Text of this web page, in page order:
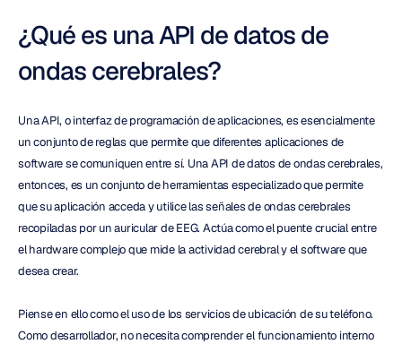
¿Qué es una API de datos de
ondas cerebrales?
Una API, o interfaz de programación de aplicaciones, es esencialmente
un conjunto de reglas que permite que diferentes aplicaciones de
software se comuniquen entre sí. Una API de datos de ondas cerebrales,
entonces, es un conjunto de herramientas especializado que permite
que su aplicación acceda y utilice las señales de ondas cerebrales
recopiladas por un auricular de EEG. Actúa como el puente crucial entre
el hardware complejo que mide la actividad cerebral y el software que
desea crear.
Piense en ello como el uso de los servicios de ubicación de su teléfono.
Como desarrollador, no necesita comprender el funcionamiento interno